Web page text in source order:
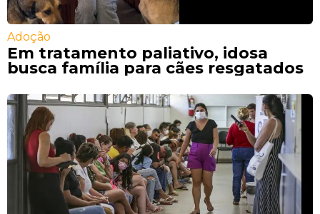
Adoção
Em tratamento paliativo, idosa
busca família para cães resgatados